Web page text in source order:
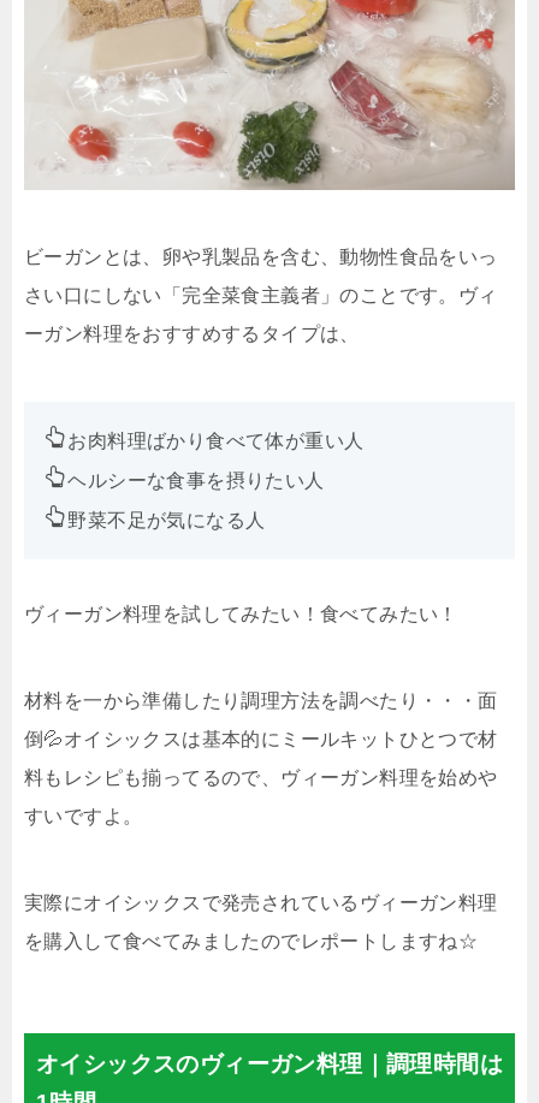
ビーガンとは、卵や乳製品を含む、動物性食品をいっ
さい口にしない「完全菜食主義者」のことです。ヴィ
ーガン料理をおすすめするタイプは、
お肉料理ばかり食べて体が重い人
ヘルシーな食事を摂りたい人
野菜不足が気になる人
ヴィーガン料理を試してみたい！食べてみたい！
材料を一から準備したり調理方法を調べたり・・・面
倒💦オイシックスは基本的にミールキットひとつで材
料もレシピも揃ってるので、ヴィーガン料理を始めや
すいですよ。
実際にオイシックスで発売されているヴィーガン料理
を購入して食べてみましたのでレポートしますね☆
オイシックスのヴィーガン料理｜調理時間は